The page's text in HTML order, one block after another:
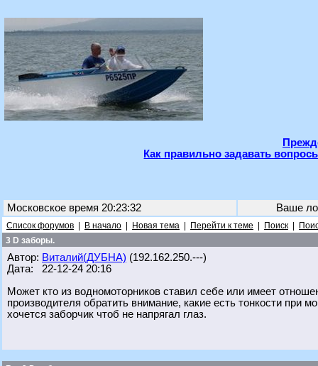
Как правильно задавать
Московское время 20:23:32 Ваше
Список форумов В начало Новая тема Перейти к теме Поиск
3 D заборы.
Автор: Виталий(ДУБНА) (192.162.250.---)
Дата: 22-12-24 20:16
Может кто из водномоторников ставил себе или имеет
производителя обратить внимание, какие есть тонкости
хочется заборчик чтоб не напрягал глаз.